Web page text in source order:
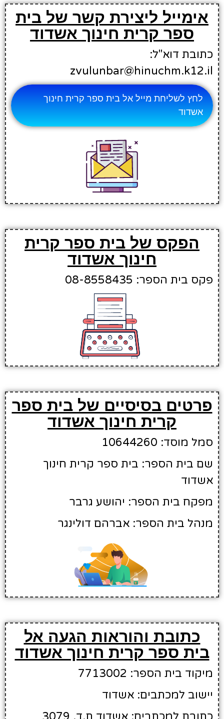
אימייל ליצירת קשר של בית
ספר קרית חינוך אשדוד
כתובת דוא"ל:
zvulunbar@hinuchm.k12.il
לחץ לשליחת מייל אל בית ספר קרית חינוך
אשדוד
הפקס של בית ספר קרית
חינוך אשדוד
פקס בית הספר: 08-8558435
פרטים בסיסיים של בית ספר
קרית חינוך אשדוד
סמל מוסד: 10644260
שם בית הספר: בית ספר קרית חינוך
אשדוד
מפקח בית הספר: יהושע גרבר
מנהל בית הספר: אברהם דולינגר
כתובת והוראות הגעה אל
בית ספר קרית חינוך אשדוד
מיקוד בית הספר: 7713002
יישוב למכתבים: אשדוד
כתובת למכתבים: אשדוד ת.ד. 3079